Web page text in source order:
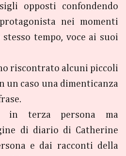
opposti confondendo
nei momenti
tempo, voce ai suoi
riscontrato alcuni piccoli
un caso una dimenticanza
in terza persona ma
di diario di Catherine
e dai racconti della